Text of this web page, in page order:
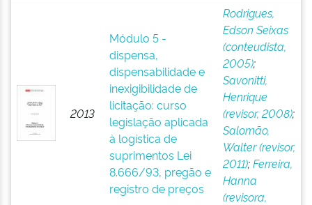
2013
Módulo 5 -
dispensa,
dispensabilidade e
inexigibilidade de
licitação: curso
legislação aplicada
à logística de
suprimentos Lei
8.666/93, pregão e
registro de preços
Rodrigues,
Edson Seixas
(conteudista,
2005);
Savonitti,
Henrique
(revisor, 2008);
Salomão,
Walter (revisor,
2011);Ferreira,
Hanna
(revisora,